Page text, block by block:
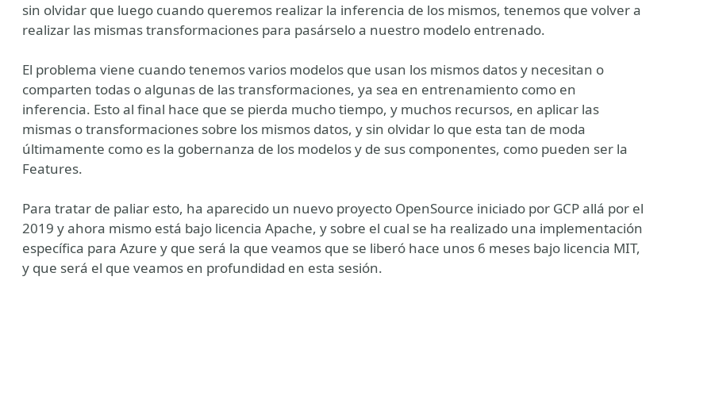
sin olvidar que luego cuando queremos realizar la inferencia de los mismos, tenemos que volver a
realizar las mismas transformaciones para pasárselo a nuestro modelo entrenado.
El problema viene cuando tenemos varios modelos que usan los mismos datos y necesitan o
comparten todas o algunas de las transformaciones, ya sea en entrenamiento como en
inferencia. Esto al final hace que se pierda mucho tiempo, y muchos recursos, en aplicar las
mismas o transformaciones sobre los mismos datos, y sin olvidar lo que esta tan de moda
últimamente como es la gobernanza de los modelos y de sus componentes, como pueden ser la
Features.
Para tratar de paliar esto, ha aparecido un nuevo proyecto OpenSource iniciado por GCP allá por el
2019 y ahora mismo está bajo licencia Apache, y sobre el cual se ha realizado una implementación
específica para Azure y que será la que veamos que se liberó hace unos 6 meses bajo licencia MIT,
y que será el que veamos en profundidad en esta sesión.